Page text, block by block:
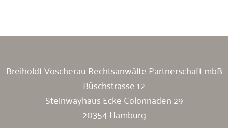
Breiholdt Voscherau Rechtsanwälte Partnerschaft mbB
Büschstrasse 12
Steinwayhaus Ecke Colonnaden 29
20354 Hamburg